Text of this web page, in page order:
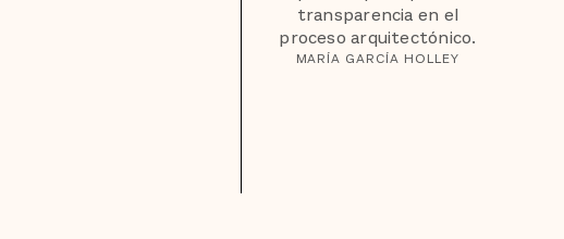
transparencia en el
proceso arquitectónico.
MARÍA GARCÍA HOLLEY